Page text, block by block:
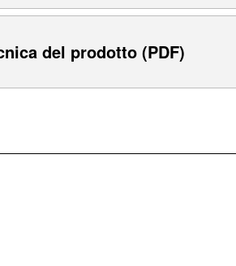
del prodotto (PDF)